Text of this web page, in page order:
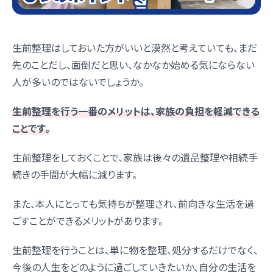
生前整理はしておいた方がいいと漠然と考えていても、まだ
先のことだし、面倒だと思い、なかなか始める気にならない
人が多いのではないでしょうか。
生前整理を行う一番のメリットは、家族の負担を軽減できる
ことです。
生前整理をしておくことで、家族は後々の遺品整理や相続手
続きの手間が大幅に減ります。
また、本人にとっても気持ちが整理され、前向きな生活を過
ごすことができるメリットがあります。
生前整理を行うことは、単に物を整理、処分するだけでなく、
今後の人生をどのように過ごしていきたいか、自分の生活を